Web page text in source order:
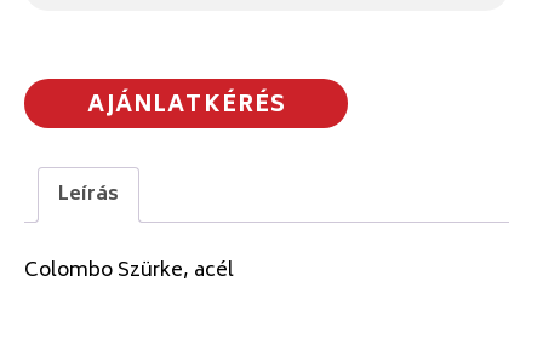
AJÁNLATKÉRÉS
Leírás
Colombo Szürke, acél